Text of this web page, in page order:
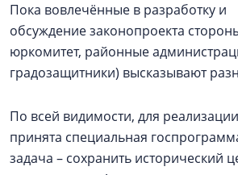
Пока вовлечённые в разработку и
обсуждение законопроекта
юркомитет, районные
градозащитники) высказывают
По всей видимости, для
принята специальная
задача – сохранить исторический